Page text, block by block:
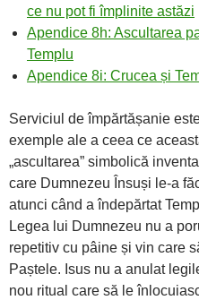
ce nu pot fi împlinite astăzi
Apendice 8h: Ascultarea
Templu
Apendice 8i: Crucea și
Serviciul de împărtășanie
exemple ale a ceea ce
„ascultarea” simbolică
care Dumnezeu Însuși le-a
atunci când a îndepărtat
Legea lui Dumnezeu nu a
repetitiv cu pâine și vin care
Paștele. Isus nu a anulat
nou ritual care să le